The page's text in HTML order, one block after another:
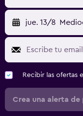
jue. 13/8
Recibir las ofertas
Crea una alerta de